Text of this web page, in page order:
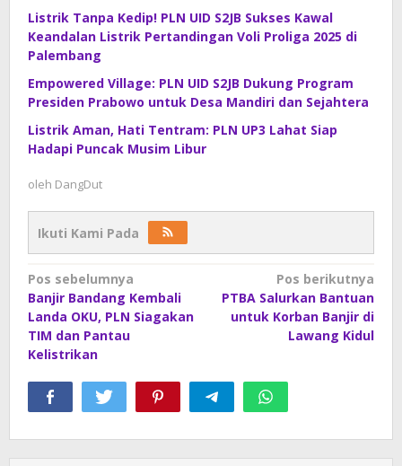
Listrik Tanpa Kedip! PLN UID S2JB Sukses Kawal
Keandalan Listrik Pertandingan Voli Proliga 2025 di
Palembang
Empowered Village: PLN UID S2JB Dukung Program
Presiden Prabowo untuk Desa Mandiri dan Sejahtera
Listrik Aman, Hati Tentram: PLN UP3 Lahat Siap
Hadapi Puncak Musim Libur
oleh DangDut
Ikuti Kami Pada
Navigasi
pos
Pos sebelumnya
Banjir Bandang Kembali
Landa OKU, PLN Siagakan
TIM dan Pantau
Kelistrikan
Pos berikutnya
PTBA Salurkan Bantuan
untuk Korban Banjir di
Lawang Kidul